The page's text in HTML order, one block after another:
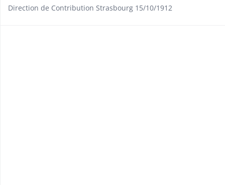
Direction de Contribution Strasbourg 15/10/1912